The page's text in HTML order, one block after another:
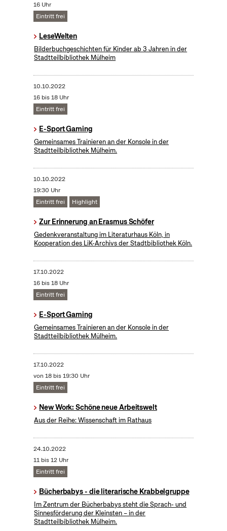
16 Uhr
Eintritt frei
LeseWelten
Bilderbuchgeschichten für Kinder ab 3 Jahren in der
Stadtteilbibliothek Mülheim
10.10.2022
16 bis 18 Uhr
Eintritt frei
E-Sport Gaming
Gemeinsames Trainieren an der Konsole in der
Stadtteilbibliothek Mülheim.
10.10.2022
19:30 Uhr
Eintritt frei
Highlight
Zur Erinnerung an Erasmus Schöfer
Gedenkveranstaltung im Literaturhaus Köln, in
Kooperation des LiK-Archivs der Stadtbibliothek Köln.
17.10.2022
16 bis 18 Uhr
Eintritt frei
E-Sport Gaming
Gemeinsames Trainieren an der Konsole in der
Stadtteilbibliothek Mülheim.
17.10.2022
von 18 bis 19:30 Uhr
Eintritt frei
New Work: Schöne neue Arbeitswelt
Aus der Reihe: Wissenschaft im Rathaus
24.10.2022
11 bis 12 Uhr
Eintritt frei
Bücherbabys - die literarische Krabbelgruppe
Im Zentrum der Bücherbabys steht die Sprach- und
Sinnesförderung der Kleinsten – in der
Stadtteilbibliothek Mülheim.